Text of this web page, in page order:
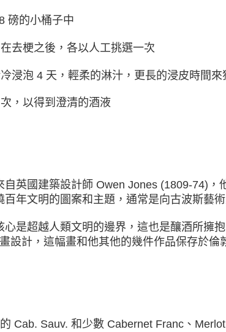
磅的小桶子中
去梗之後，各以人工挑選⼀次
浸泡 4 天，輕柔的淋汁，更⻑的浸⽪時間
，以得到澄清的酒液
自英國建築設計師 Owen Jones (1809-74)
百年文明的圖案和主題，通常是向古波斯藝術
心是超越人類文明的邊界，這也是釀酒所擁
設計，這幅畫和他其他的幾件作品保存於倫
Cab. Sauv. 和少數 Cabernet Franc、Merlot